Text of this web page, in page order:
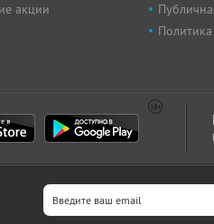
акции